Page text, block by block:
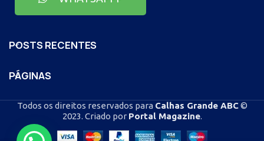
POSTS RECENTES
PÁGINAS
Todos os direitos reservados para Calhas Grande ABC©
2023. Criado por Portal Magazine.